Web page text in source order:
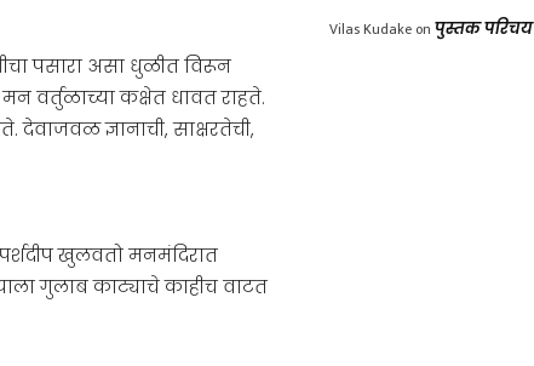
पसारा असा धुळीत विरून
वर्तुळाच्या कक्षेत धावत राहते.
देवाजवळ ज्ञानाची, साक्षरतेची,
खुलवतो मनमंदिरात
गुलाब काट्याचे काहीच वाटत
Vilas Kudake on पुस्तक परिचय